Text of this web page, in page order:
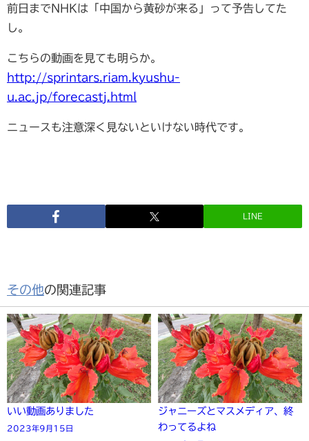
前日までNHKは「中国から黄砂が来る」って予告してた
し。
こちらの動画を見ても明らか。
http://sprintars.riam.kyushu-
u.ac.jp/forecastj.html
ニュースも注意深く見ないといけない時代です。
LINE
その他の関連記事
いい動画ありました
2023年9月15日
ジャニーズとマスメディア、終
わってるよね